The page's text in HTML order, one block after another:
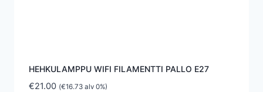
HEHKULAMPPU WIFI FILAMENTTI PALLO E27
€21.00 (€16.73alv 0%)